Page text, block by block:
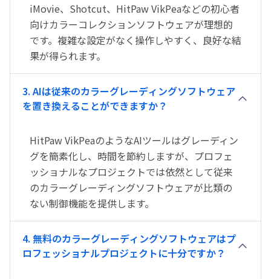
iMovie、Shotcut、HitPaw VikPeaなどの初心者
向けカラーコレクションソフトウェアが理想的
です。複雑な設定がなく操作しやすく、良好な結
果が得られます。
3. AIは従来のカラーグレーディングソフトウェア
を置き換えることができますか？
HitPaw VikPeaのようなAIツールはグレーディン
グを簡素化し、時間を節約しますが、プロフェ
ッショナルなプロジェクトでは依然として従来
のカラーグレーディングソフトウェアが比類の
ない制御機能を提供します。
4. 無料のカラーグレーディングソフトウェアはプ
ロフェッショナルプロジェクトに十分ですか？